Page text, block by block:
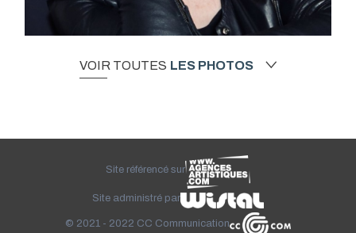
VOIR TOUTES LES PHOTOS
Site référencé sur
Site administré par
© 2021 - 2022 CC Communication